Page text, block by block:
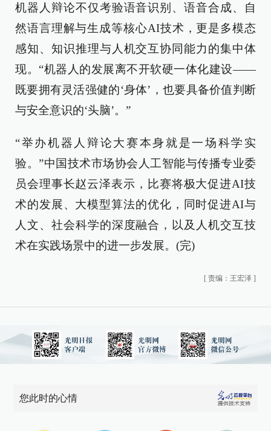
机器人辩论不仅考验语音识别、语音合成、自
然语言理解与生成等核心AI技术，更是多模态
感知、知识推理与人机交互协同能力的集中体
现。“机器人的发展离不开软硬一体化建设——
既要拥有灵活强健的‘身体’，也要具备价值判断
与安全意识的‘头脑’。”
“举办机器人辩论大赛本身就是一场科学实
验。”中国技术市场协会人工智能与传播专业委
员会理事长赵云泽表示，比赛将极大促进AI技
术的发展、大模型算法的优化，同时促进AI与
人文、社会科学的深度融合，以及人机交互技
术在实践场景中的进一步发展。(完)
[ 责编：王宏泽 ]
您此时的心情